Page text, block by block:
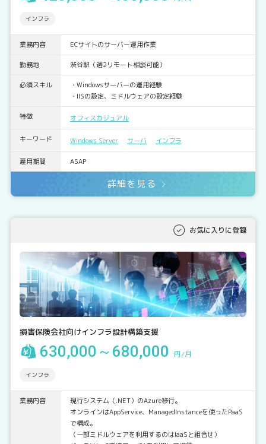
インフラ
業務内容 ECサイトのサーバー運用作業
勤務地 渋谷駅（週2リモート相談可能）
必須スキル
・Windowsサーバーの運用経験
・IISの設定、ミドルウェアの設定経験
特徴 オフィスカジュアル
キーワード Windows Server サーバ インフラ
雇用期間 ASAP
詳細を見る
お気に入りに登録
損害保険会社向けインフラ設計構築支援
630,000～680,000 円/月
インフラ
業務内容
現行システム（.NET）のAzure移行。
オンラインはAppService、ManagedInstanceを使ったPaaS
で構成。
（一部ミドルウェアを利用するのはIaaSと組合せ）